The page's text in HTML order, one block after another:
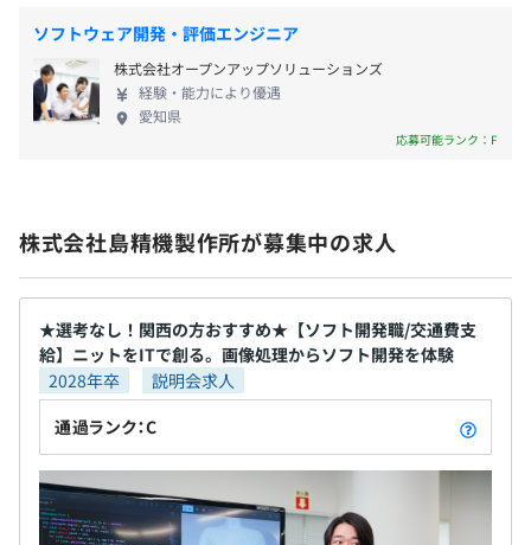
雇用関係なし
んか？
ソフトウェア開発・評価エンジニア
株式会社オープンアップソリューションズ
経験・能力により優遇
愛知県
応募可能ランク：F
株式会社島精機製作所が募集中の求人
★選考なし！関西の方おすすめ★【ソフト開発職/交通費支
給】ニットをITで創る。画像処理からソフト開発を体験
2028年卒
説明会求人
通過ランク：C